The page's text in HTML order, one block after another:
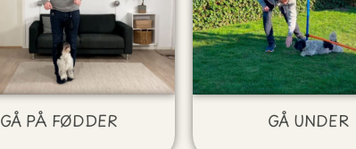
GÅ PÅ FØDDER GÅ UNDER